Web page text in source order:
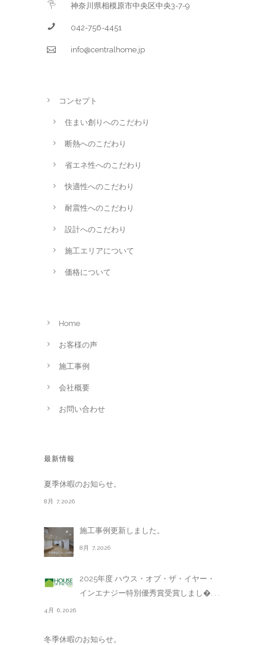
神奈川県相模原市中央区中央3-7-9
042-756-4451
info@centralhome.jp
コンセプト
住まい創りへのこだわり
断熱へのこだわり
省エネ性へのこだわり
快適性へのこだわり
耐震性へのこだわり
設計へのこだわり
施工エリアについて
価格について
Home
お客様の声
施工事例
会社概要
お問い合わせ
最新情報
夏季休暇のお知らせ。
8月 7,2026
施工事例更新しました。
8月 7,2026
2025年度 ハウス・オブ・ザ・イヤー・
インエナジー特別優秀賞受賞しまし�. . .
4月 6,2026
冬季休暇のお知らせ。